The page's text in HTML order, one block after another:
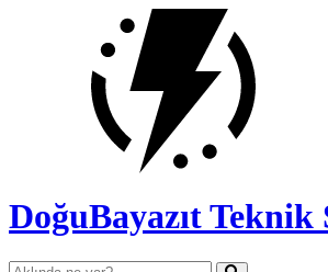
DoğuBayazıt Teknik